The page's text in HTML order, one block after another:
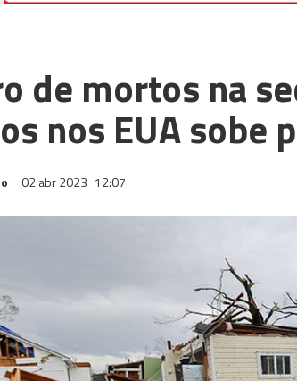
de mortos na
nos EUA sobe
02 abr 2023 12:07